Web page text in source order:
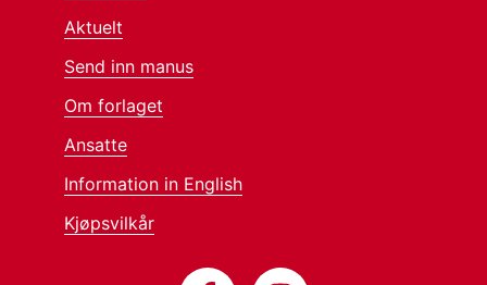
Aktuelt
Send inn manus
Om forlaget
Ansatte
Information in English
Kjøpsvilkår